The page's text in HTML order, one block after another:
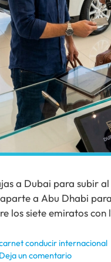
a Dubai para subir
a Abu Dhabi
los siete emiratos
conducir internacional
Deja un comentario